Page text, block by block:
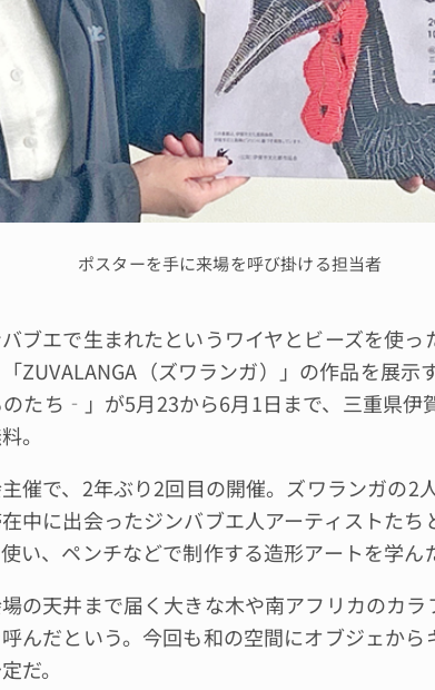
ポスターを手に来場を呼び掛ける担当者
ブエで生まれたというワイヤとビーズを使っ
ZUVALANGA（ズワランガ）」の作品を展
たち‐」が5月23から6月1日まで、三重県伊
。
催で、2年ぶり2回目の開催。ズワランガの2
中に出会ったジンバブエ人アーティストたち
い、ペンチなどで制作する造形アートを学ん
の天井まで届く大きな木や南アフリカのカラ
んだという。今回も和の空間にオブジェから
だ。